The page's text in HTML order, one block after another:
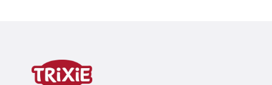
ze stali nierdzewnej
plastikowa rączka z gumowym uchwytem